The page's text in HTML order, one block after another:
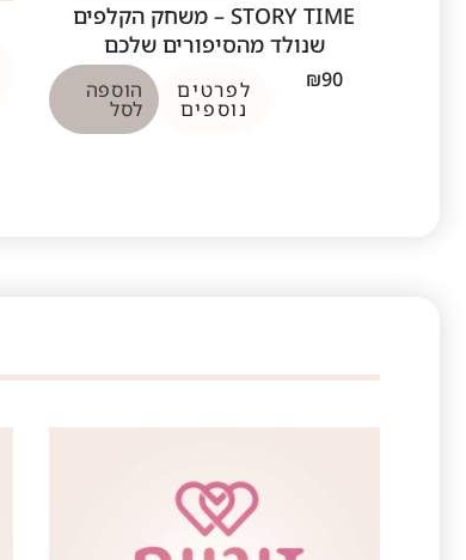
STORY TIME – משחק הקלפים
שנולד מהסיפורים שלכם
₪90 לפרטים
נוספים
הוספה
לסל